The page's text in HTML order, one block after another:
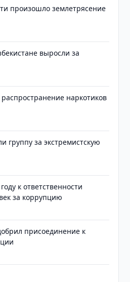
произошло землетрясение
выросли за
наркотиков
группу за экстремистскую
к ответственности
за коррупцию
присоединение к